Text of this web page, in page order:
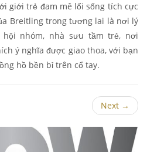
giới trẻ đam mê lối sống tích cực
Breitling trong tương lai là nơi lý
nhóm, nhà sưu tầm trẻ, nơi
ý nghĩa được giao thoa, với bạn
hồ bền bỉ trên cổ tay.
Next →